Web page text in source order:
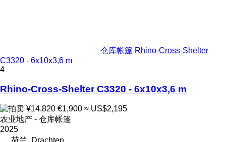
仓库帐篷 Rhino-Cross-Shelter
C3320 - 6x10x3,6 m
4
Rhino-Cross-Shelter C3320 - 6x10x3,6 m
¥14,820 €1,900 ≈ US$2,195
农业地产 - 仓库帐篷
2025